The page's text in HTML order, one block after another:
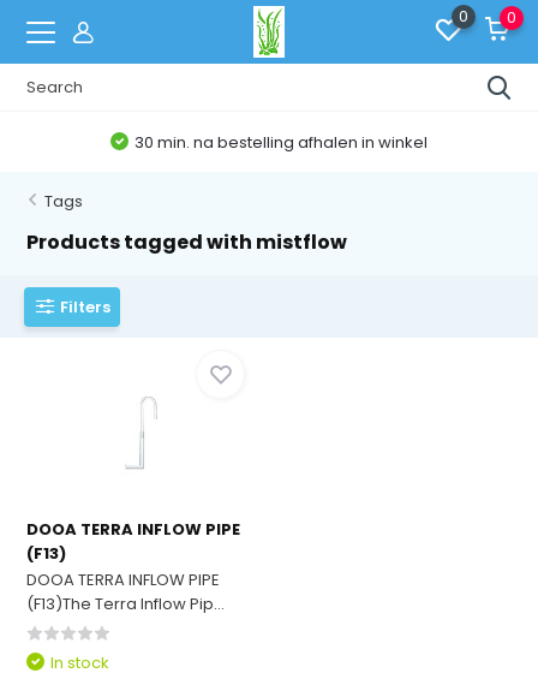
0 0
30 min. na bestelling afhalen in winkel
Tags
Products tagged with mistflow
Filters
DOOA TERRA INFLOW PIPE
(F13)
DOOA TERRA INFLOW PIPE
(F13)The Terra Inflow Pip...
In stock